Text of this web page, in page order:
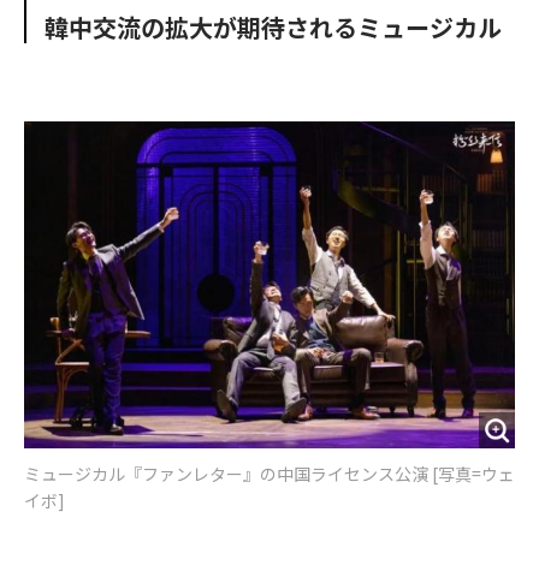
k
韓中交流の拡大が期待されるミュージカル
ミュージカル『ファンレター』の中国ライセンス公演 [写真=ウェ
イボ]